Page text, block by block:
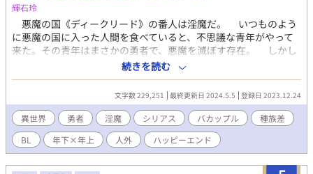
輝石玲
悪魔の国《ディークリード》の番人は淫魔だ。 いつものよう
に悪魔の国に入った人間を食べていると、不思議な青年がやって
来た。その青年はまさかの勇者で、悪魔を滅ぼす存在。 しかし
淫魔と勇者は協力関係になり、悪魔と人間の中立となって敵対関
係を終わらせようとする。 中立となる為に共に過ごすに連れ2
人は互いに惹かれて行くが、出会った経緯から想いはすれ違って
しまい……… ・ミカ（美華） 受け。チート級の能力と簡単に死ぬ
ことのない体を持つ。悪魔からも『化け物』と呼ばれるほどで、
単身で一国の番人の任を受ける。サキュバスであり、他人の体液
から魔力を回復する特性を持つ。何か大きな秘密を抱えてるよう
で………？ ・イオリ（伊織） 攻め。異世界から召喚された勇者。
常に冷静を装っている。強い共感能力を持ち、魔法は不得意だが
続きを読む
文字数 229,251 最終更新日 2024.5.5 登録日 2023.12.24
異世界 勇者 淫魔 シリアス バカップル
種族差
BL
年下×年上 人外 ハッピーエンド